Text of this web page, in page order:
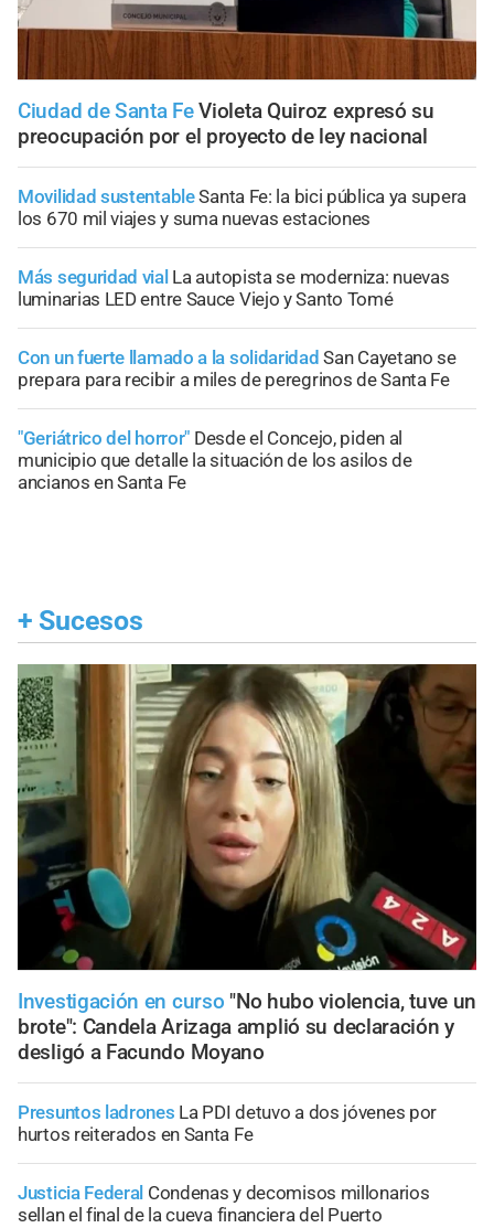
Ciudad de Santa Fe Violeta Quiroz expresó su
preocupación por el proyecto de ley nacional
Movilidad sustentableSanta Fe: la bici pública ya supera
los 670 mil viajes y suma nuevas estaciones
Más seguridad vial La autopista se moderniza: nuevas
luminarias LED entre Sauce Viejo y Santo Tomé
Con un fuerte llamado a la solidaridad San Cayetano se
prepara para recibir a miles de peregrinos de Santa Fe
"Geriátrico del horror" Desde el Concejo, piden al
municipio que detalle la situación de los asilos de
ancianos en Santa Fe
+ Sucesos
Investigación en curso "No hubo violencia, tuve un
brote": Candela Arizaga amplió su declaración y
desligó a Facundo Moyano
Presuntos ladrones La PDI detuvo a dos jóvenes por
hurtos reiterados en Santa Fe
Justicia Federal Condenas y decomisos millonarios
sellan el final de la cueva financiera del Puerto